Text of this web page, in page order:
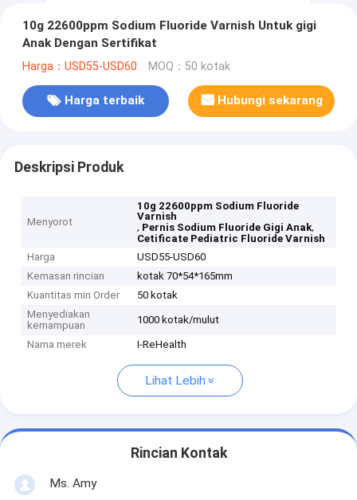
10g 22600ppm Sodium Fluoride Varnish Untuk gigi
Anak Dengan Sertifikat
Harga：USD55-USD60 MOQ：50 kotak
Harga terbaik Hubungi sekarang
Deskripsi Produk
Menyorot
10g 22600ppm Sodium Fluoride
Varnish
, Pernis Sodium Fluoride Gigi Anak,
Cetificate Pediatric Fluoride Varnish
Harga
USD55-USD60
Kemasan rincian
kotak 70*54*165mm
Kuantitas min Order
50 kotak
Menyediakan
kemampuan
1000 kotak/mulut
Nama merek I-ReHealth
Lihat Lebih
Rincian Kontak
Ms. Amy